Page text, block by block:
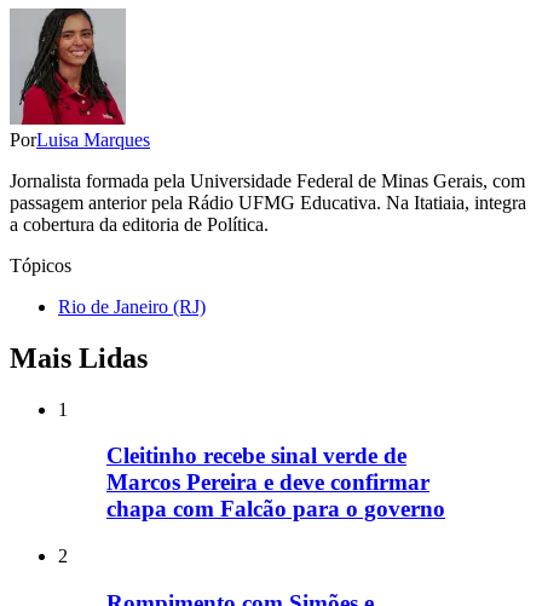
PorLuisa Marques
Jornalista formada pela Universidade Federal de Minas Gerais, com
passagem anterior pela Rádio UFMG Educativa. Na Itatiaia, integra
a cobertura da editoria de Política.
Tópicos
Rio de Janeiro (RJ)
Mais Lidas
1
Cleitinho recebe sinal verde de
Marcos Pereira e deve confirmar
chapa com Falcão para o governo
2